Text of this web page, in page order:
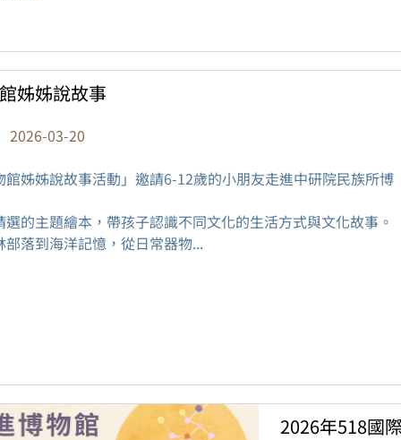
姊姊說故事
2026-03-20
館姊姊說故事活動」邀請6-12歲的小朋友走進中研院民族所博
選的主題繪本，帶孩子認識不同文化的生活方式與文化故事。
部落到海洋記憶，從日常器物...
2026年518國